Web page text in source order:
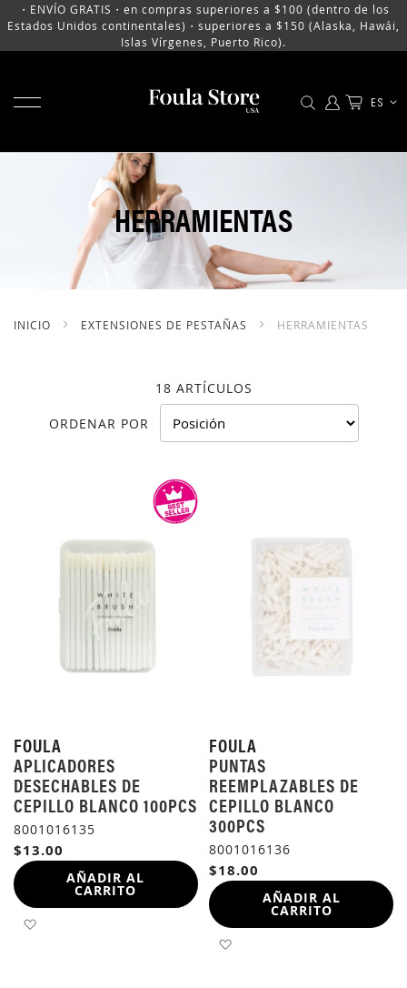
・ENVÍO GRATIS・en compras superiores a $100 (dentro de los
Estados Unidos continentales)・superiores a $150 (Alaska, Hawái,
Islas Vírgenes, Puerto Rico).
IR
CONTENIDO
ES
HERRAMIENTAS
INICIO EXTENSIONES DE PESTAÑAS HERRAMIENTAS
18 ARTÍCULOS
ORDENAR POR
FOULA
APLICADORES
DESECHABLES DE
CEPILLO BLANCO 100PCS
8001016135
$13.00
AÑADIR AL
CARRITO
AÑADIR A LA LISTA DE DESEOS
FOULA
PUNTAS
REEMPLAZABLES DE
CEPILLO BLANCO
300PCS
8001016136
$18.00
AÑADIR AL
CARRITO